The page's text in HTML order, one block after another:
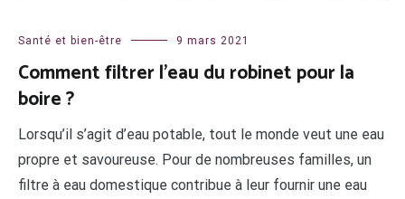
Santé et bien-être 9 mars 2021
Comment filtrer l’eau du robinet pour la
boire ?
Lorsqu’il s’agit d’eau potable, tout le monde veut une eau
propre et savoureuse. Pour de nombreuses familles, un
filtre à eau domestique contribue à leur fournir une eau